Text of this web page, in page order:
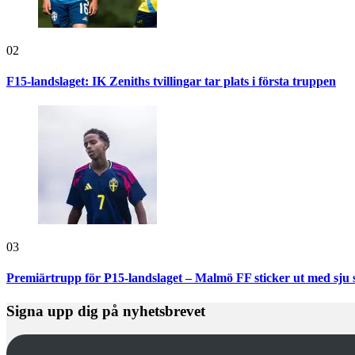
02
F15-landslaget: IK Zeniths tvillingar tar plats i första truppen
03
Premiärtrupp för P15-landslaget – Malmö FF sticker ut med sju
Signa upp dig på nyhetsbrevet